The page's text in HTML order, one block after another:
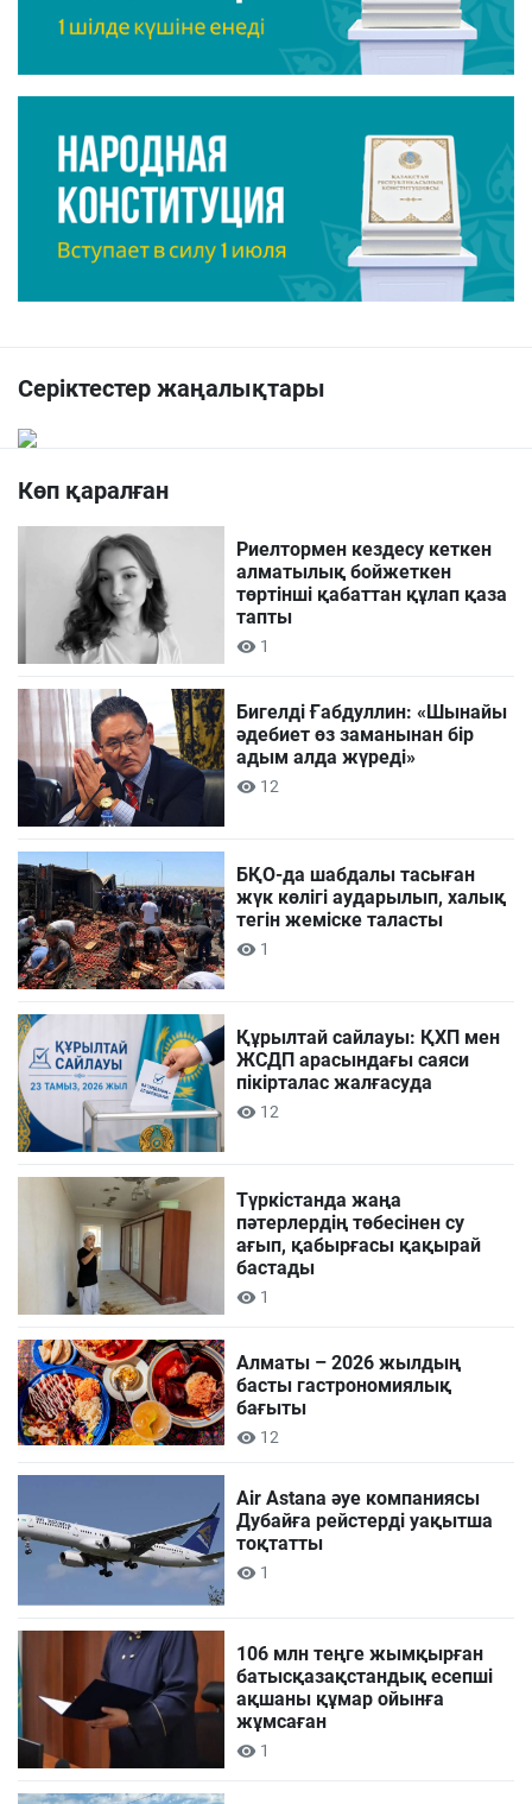
Серіктестер жаңалықтары
Көп қаралған
Риелтормен кездесу кеткен
алматылық бойжеткен
төртінші қабаттан құлап қаза
тапты
1
Бигелді Ғабдуллин: «Шынайы
әдебиет өз заманынан бір
адым алда жүреді»
12
БҚО-да шабдалы тасыған
жүк көлігі аударылып, халық
тегін жеміске таласты
1
Құрылтай сайлауы: ҚХП мен
ЖСДП арасындағы саяси
пікірталас жалғасуда
12
Түркістанда жаңа
пәтерлердің төбесінен су
ағып, қабырғасы қақырай
бастады
1
Алматы – 2026 жылдың
басты гастрономиялық
бағыты
12
Air Astana әуе компаниясы
Дубайға рейстерді уақытша
тоқтатты
1
106 млн теңге жымқырған
батысқазақстандық есепші
ақшаны құмар ойынға
жұмсаған
1